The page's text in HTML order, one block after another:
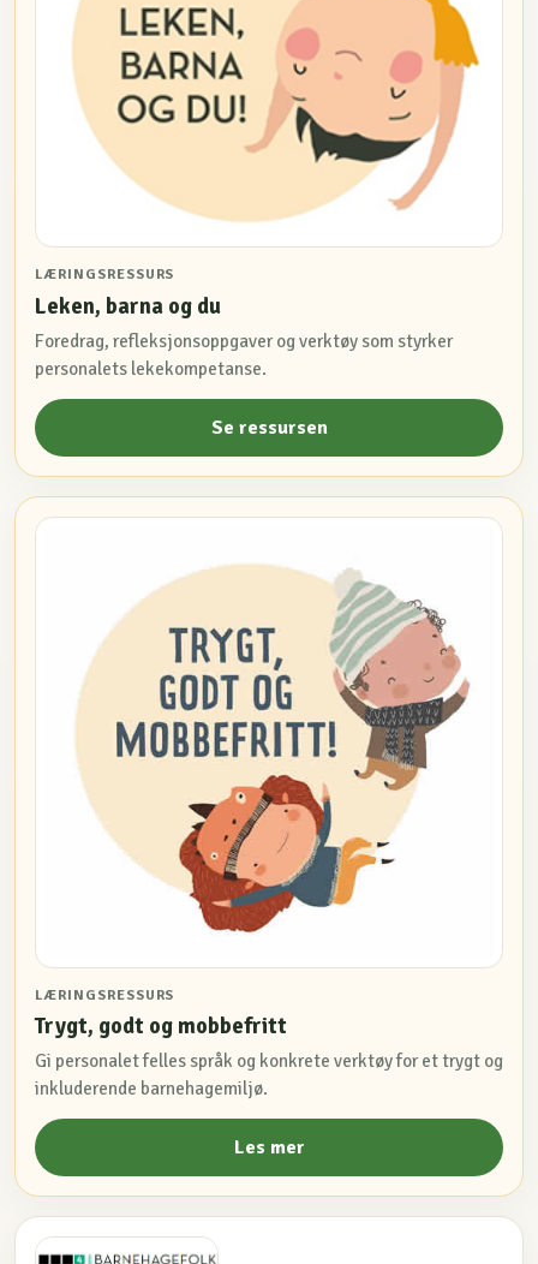
LÆRINGSRESSURS
Leken, barna og du
Foredrag, refleksjonsoppgaver og verktøy som styrker
personalets lekekompetanse.
Se ressursen
LÆRINGSRESSURS
Trygt, godt og mobbefritt
Gi personalet felles språk og konkrete verktøy for et trygt og
inkluderende barnehagemiljø.
Les mer